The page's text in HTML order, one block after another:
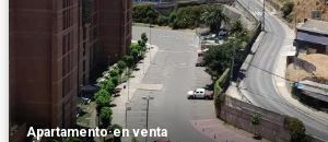
Apartamento·en venta